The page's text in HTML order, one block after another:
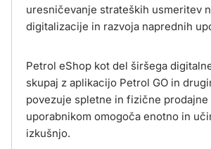
uresničevanje strateških usmeritev
digitalizacije in razvoja naprednih
Petrol eShop kot del širšega
skupaj z aplikacijo Petrol GO in
povezuje spletne in fizične
uporabnikom omogoča enotno in
izkušnjo.